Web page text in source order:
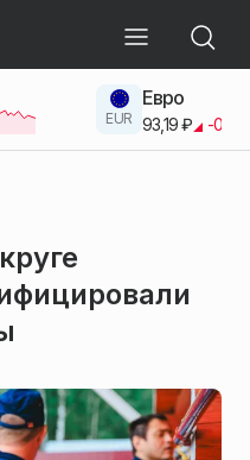
EUR
Евро
93,19 ₽ -0.42